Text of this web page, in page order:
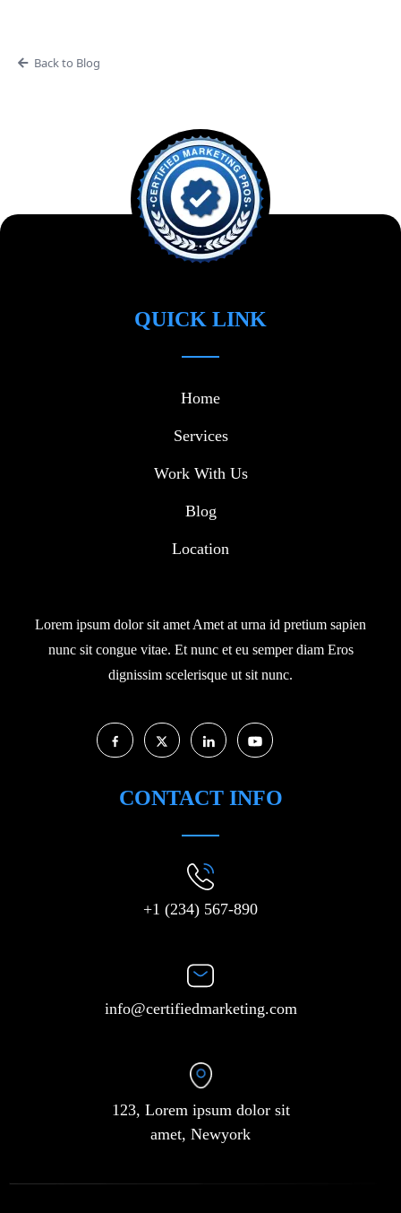
Back to Blog
QUICK LINK
Home
Services
Work With Us
Blog
Location
Lorem ipsum dolor sit amet Amet at urna id pretium sapien
nunc sit congue vitae. Et nunc et eu semper diam Eros
dignissim scelerisque ut sit nunc.
CONTACT INFO
+1 (234) 567-890
info@certifiedmarketing.com
123, Lorem ipsum dolor sit
amet, Newyork